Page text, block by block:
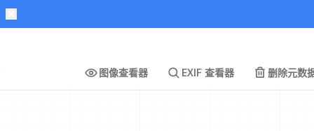
图像查看器 EXIF 查看器 删除元数